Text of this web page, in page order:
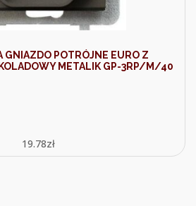
GNIAZDO POTRÓJNE EURO Z
METALIK GP-3RP/M/40
19.78zł